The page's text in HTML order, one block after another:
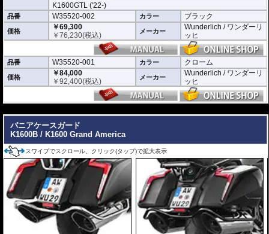
K1600GTL ('22-)
品番 W35520-002 カラー ブラック
価格
￥69,300
￥76,230(税込) メーカー
Wunderlich / ワンダーリ
ッヒ
品番 W35520-001 カラー クローム
価格
￥84,000
￥92,400(税込) メーカー
Wunderlich / ワンダーリ
ッヒ
パニアケースガード
K1600B / K1600 Grand America
スワイプでスクロール、クリック(タップ)で拡大表示